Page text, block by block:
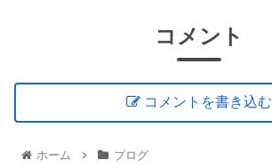
コメント
コメントを書き込む
ホーム ブログ